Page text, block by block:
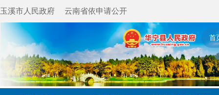
玉溪市人民政府 云南省依申请公开
首